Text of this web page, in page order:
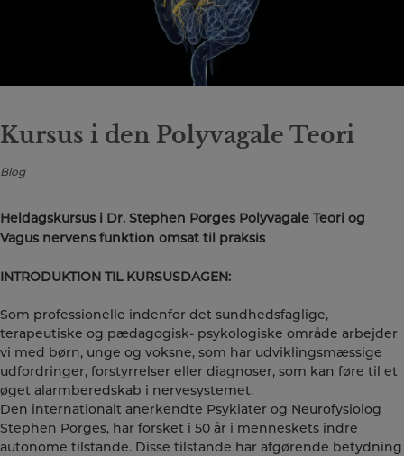
Kursus i den Polyvagale Teori
Blog
Heldagskursus i Dr. Stephen Porges Polyvagale Teori og
Vagus nervens funktion omsat til praksis
INTRODUKTION TIL KURSUSDAGEN:
Som professionelle indenfor det sundhedsfaglige,
terapeutiske og pædagogisk- psykologiske område arbejder
vi med børn, unge og voksne, som har udviklingsmæssige
udfordringer, forstyrrelser eller diagnoser, som kan føre til et
øget alarmberedskab i nervesystemet.
Den internationalt anerkendte Psykiater og Neurofysiolog
Stephen Porges, har forsket i 50 år i menneskets indre
autonome tilstande. Disse tilstande har afgørende betydning